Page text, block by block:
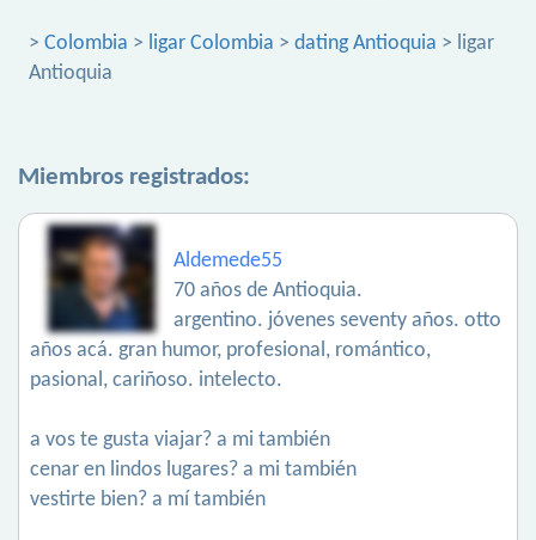
> Colombia > ligar Colombia > dating Antioquia > ligar
Antioquia
Miembros registrados:
Aldemede55
70 años de Antioquia.
argentino. jóvenes seventy años. otto
años acá. gran humor, profesional, romántico,
pasional, cariñoso. intelecto.
a vos te gusta viajar? a mi también
cenar en lindos lugares? a mi también
vestirte bien? a mí también